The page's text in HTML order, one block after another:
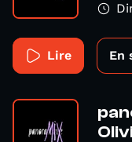
Lire En